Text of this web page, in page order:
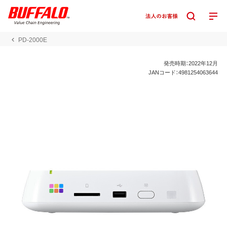
PD-2000E
発売時期：2022年12月
JANコード：4981254063644